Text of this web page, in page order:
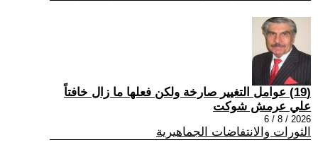
(19) عوامل التغيير صارخة ولكن فعلها ما زال خافتاً
علي عرمش شوكت
2026 / 8 / 6
الثورات والانتفاضات الجماهيرية